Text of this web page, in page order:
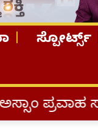
ಸ್ಪೋರ್ಟ್ಸ್